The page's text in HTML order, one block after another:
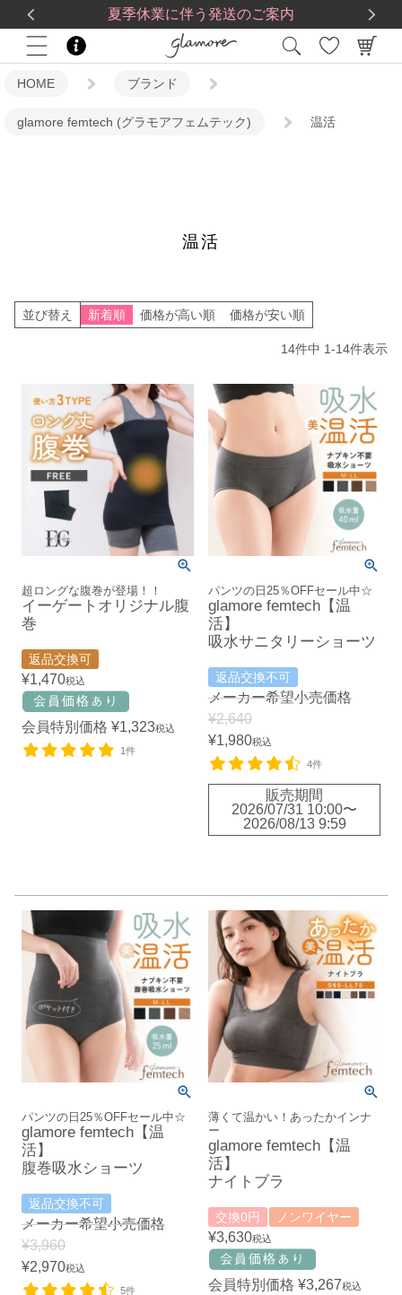
夏季休業に伴う発送のご案内
送料一律560円5,500円(税込)以上で送料無料
HOME ブランド
glamore femtech (グラモアフェムテック) 温活
温活
並び替え 新着順 価格が高い順 価格が安い順
14件中 1-14件表示
超ロングな腹巻が登場！！
イーゲートオリジナル腹
巻
返品交換可
¥1,470税込
会員特別価格 ¥1,323税込
1件
パンツの日25％OFFセール中☆
glamore femtech【温
活】
吸水サニタリーショーツ
返品交換不可
メーカー希望小売価格
¥2,640
¥1,980税込
4件
販売期間
2026/07/31 10:00〜
2026/08/13 9:59
パンツの日25％OFFセール中☆
glamore femtech【温
活】
腹巻吸水ショーツ
返品交換不可
メーカー希望小売価格
¥3,960
¥2,970税込
5件
薄くて温かい！あったかインナ
ー
glamore femtech【温
活】
ナイトブラ
交換0円 ノンワイヤー
¥3,630税込
会員特別価格 ¥3,267税込